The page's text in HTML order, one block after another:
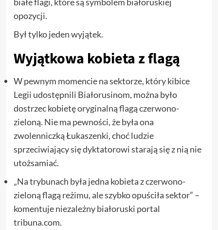
opozycji.
Był tylko jeden wyjątek.
Wyjątkowa kobieta z flagą
W pewnym momencie na sektorze, który kibice
Legii udostępnili Białorusinom, można było
dostrzec kobietę oryginalną flagą czerwono-
zieloną. Nie ma pewności, że była ona
zwolenniczką Łukaszenki, choć ludzie
sprzeciwiający się dyktatorowi starają się z nią nie
utożsamiać.
„Na trybunach była jedna kobieta z czerwono-
zieloną flagą reżimu, ale szybko opuściła sektor” –
komentuje niezależny białoruski portal
tribuna.com.